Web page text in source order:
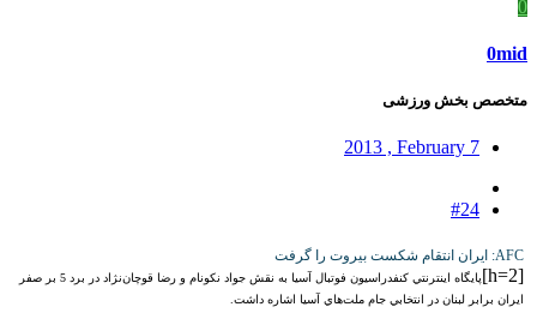
0
0mid
متخصص بخش ورزشی
2013 , February 7
#24
AFC: ايران انتقام شکست بيروت را گرفت
[h=2]
پايگاه اينترنتي کنفدراسيون فوتبال آسيا به نقش جواد نکونام و رضا قوچان‌نژاد در برد 5 بر صفر
ايران برابر لبنان در انتخابي جام ملت‌هاي آسيا اشاره داشت.